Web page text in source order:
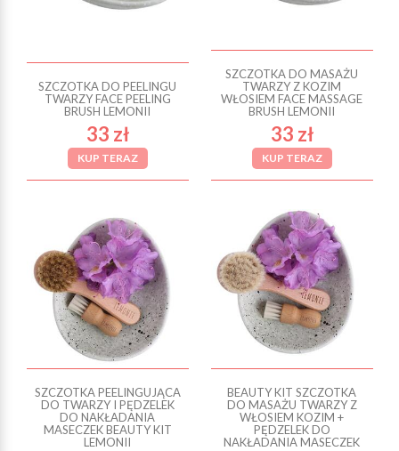
SZCZOTKA DO PEELINGU
TWARZY FACE PEELING
BRUSH LEMONII
33 zł
KUP TERAZ
SZCZOTKA DO MASAŻU
TWARZY Z KOZIM
WŁOSIEM FACE MASSAGE
BRUSH LEMONII
33 zł
KUP TERAZ
SZCZOTKA PEELINGUJĄCA
DO TWARZY I PĘDZELEK
DO NAKŁADANIA
MASECZEK BEAUTY KIT
LEMONII
BEAUTY KIT SZCZOTKA
DO MASAŻU TWARZY Z
WŁOSIEM KOZIM +
PĘDZELEK DO
NAKŁADANIA MASECZEK